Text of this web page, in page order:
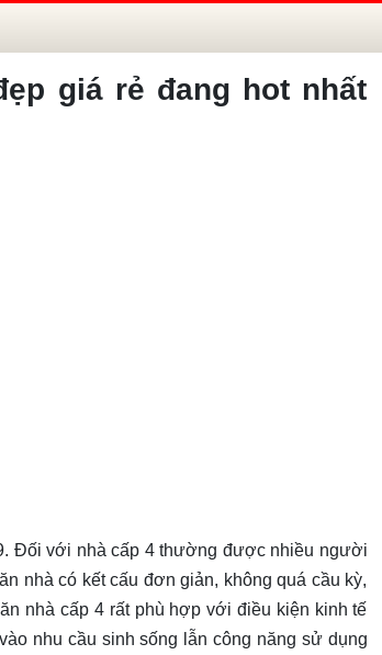
giá rẻ đang hot nhất
Đối với nhà cấp 4 thường được nhiều người
nhà có kết cấu đơn giản, không quá cầu kỳ,
nhà cấp 4 rất phù hợp với điều kiện kinh tế
nhu cầu sinh sống lẫn công năng sử dụng